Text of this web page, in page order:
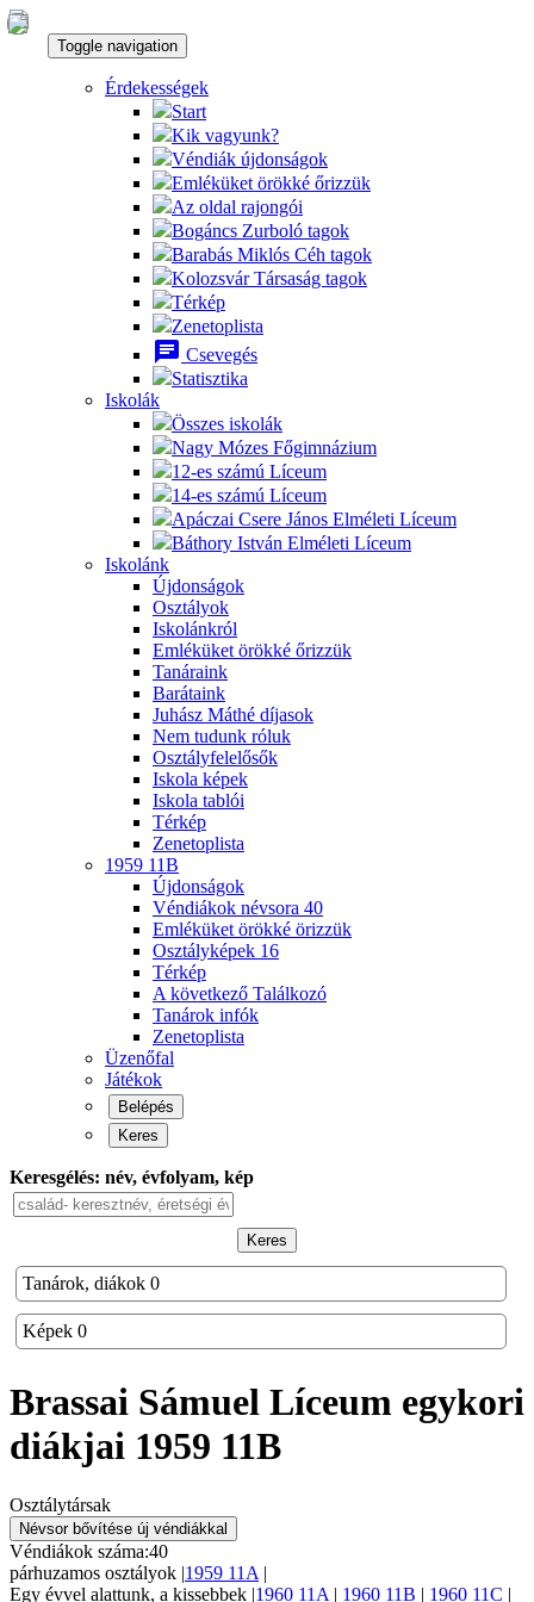
Toggle navigation
Érdekességek
Start
Kik vagyunk?
Véndiák újdonságok
Emléküket örökké őrizzük
Az oldal rajongói
Bogáncs Zurboló tagok
Barabás Miklós Céh tagok
Kolozsvár Társaság tagok
Térkép
Zenetoplista
chat Csevegés
Statisztika
Iskolák
Összes iskolák
Nagy Mózes Főgimnázium
12-es számú Líceum
14-es számú Líceum
Apáczai Csere János Elméleti Líceum
Báthory István Elméleti Líceum
Iskolánk
Újdonságok
Osztályok
Iskolánkról
Emléküket örökké őrizzük
Tanáraink
Barátaink
Juhász Máthé díjasok
Nem tudunk róluk
Osztályfelelősők
Iskola képek
Iskola tablói
Térkép
Zenetoplista
1959 11B
Újdonságok
Véndiákok névsora 40
Emléküket örökké örizzük
Osztályképek 16
Térkép
A következő Találkozó
Tanárok infók
Zenetoplista
Üzenőfal
Játékok
Belépés
Keres
Keresgélés: név, évfolyam, kép
Keres
Tanárok, diákok 0
Képek 0
Brassai Sámuel Líceum egykori
diákjai 1959 11B
Osztálytársak
Névsor bővítése új véndiákkal
Véndiákok száma:40
párhuzamos osztályok |1959 11A |
Egy évvel alattunk, a kissebbek |1960 11A | 1960 11B | 1960 11C |